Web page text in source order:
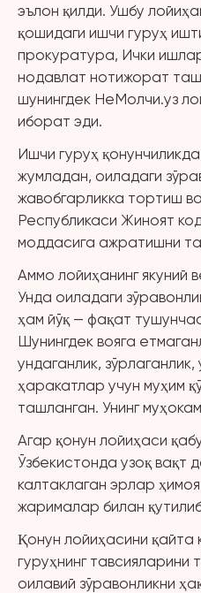
эълон қилди. Ушбу
қошидаги ишчи гуруҳ
прокуратура, Ички
нодавлат нотижорат
шунингдек НеМолчи.уз
иборат эди.
Ишчи гуруҳ
жумладан, оиладаги
жавобгарликка тортиш
Республикаси Жиноят
моддасига ажратишни
Аммо лойиҳанинг якуний
Унда оиладаги
ҳам йўқ — фақат
Шунингдек вояга
ундаганлик, зўрлаганлик,
ҳаракатлар учун муҳим
ташланган. Унинг
Агар қонун лойиҳаси
Ўзбекистонда узоқ вақт
калтаклаган эрлар
жарималар билан
Қонун лойиҳасини қайта
гуруҳнинг тавсияларини
оилавий зўравонликни